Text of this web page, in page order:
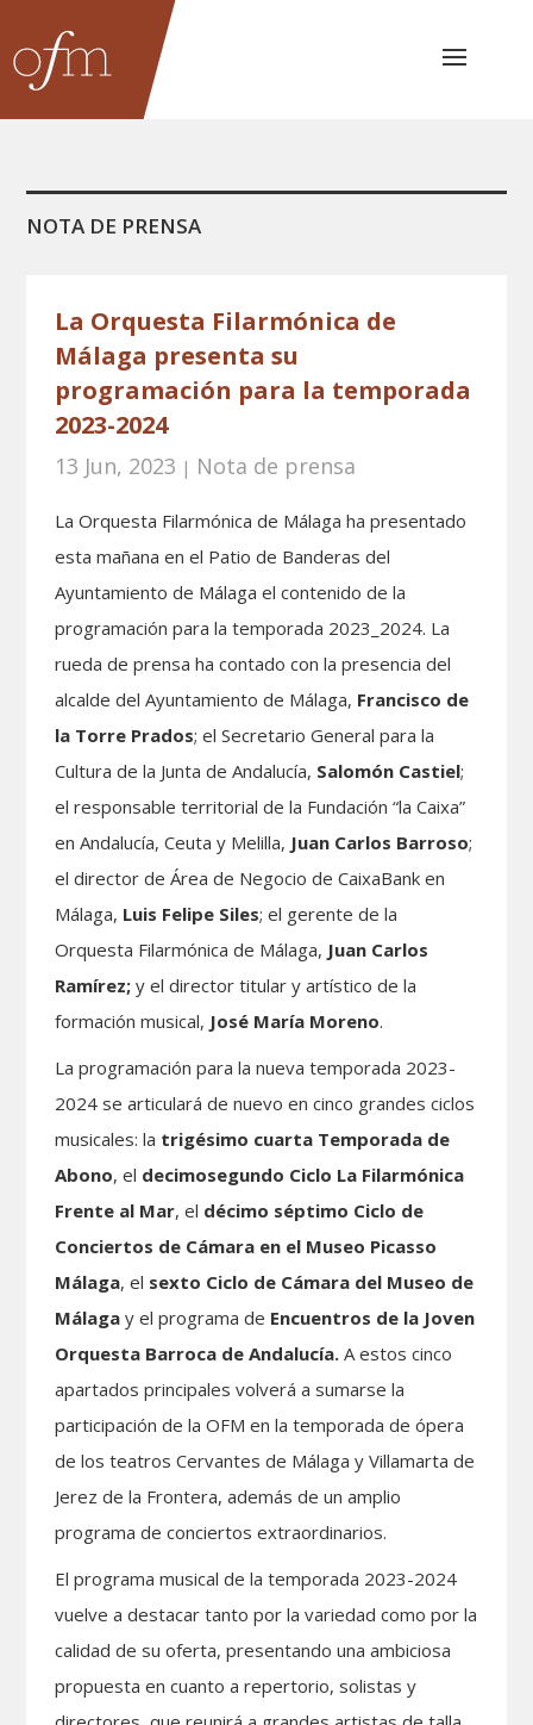
NOTA DE PRENSA
La Orquesta Filarmónica de
Málaga presenta su
programación para la temporada
2023-2024
13 Jun, 2023 | Nota de prensa
La Orquesta Filarmónica de Málaga ha presentado
esta mañana en el Patio de Banderas del
Ayuntamiento de Málaga el contenido de la
programación para la temporada 2023_2024. La
rueda de prensa ha contado con la presencia del
alcalde del Ayuntamiento de Málaga, Francisco de
la Torre Prados; el Secretario General para la
Cultura de la Junta de Andalucía, Salomón Castiel;
el responsable territorial de la Fundación “la Caixa”
en Andalucía, Ceuta y Melilla, Juan Carlos Barroso;
el director de Área de Negocio de CaixaBank en
Málaga, Luis Felipe Siles; el gerente de la
Orquesta Filarmónica de Málaga, Juan Carlos
Ramírez; y el director titular y artístico de la
formación musical, José María Moreno.
La programación para la nueva temporada 2023-
2024 se articulará de nuevo en cinco grandes ciclos
musicales: la trigésimo cuarta Temporada de
Abono, el decimosegundo Ciclo La Filarmónica
Frente al Mar, el décimo séptimo Ciclo de
Conciertos de Cámara en el Museo Picasso
Málaga, el sexto Ciclo de Cámara del Museo de
Málaga y el programa de Encuentros de la Joven
Orquesta Barroca de Andalucía. A estos cinco
apartados principales volverá a sumarse la
participación de la OFM en la temporada de ópera
de los teatros Cervantes de Málaga y Villamarta de
Jerez de la Frontera, además de un amplio
programa de conciertos extraordinarios.
El programa musical de la temporada 2023-2024
vuelve a destacar tanto por la variedad como por la
calidad de su oferta, presentando una ambiciosa
propuesta en cuanto a repertorio, solistas y